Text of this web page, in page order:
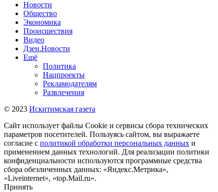
Новости
Общество
Экономика
Происшествия
Видео
Дзен.Новости
Ещё
Политика
Нацпроекты
Рекламодателям
Развлечения
© 2023 Искитимская газета
Сайт использует файлы Cookie и сервисы сбора технических
параметров посетителей. Пользуясь сайтом, вы выражаете
согласие с политикой обработки персональных данных и
применением данных технологий. Для реализации политики
конфиденциальности используются программные средства
сбора обезличенных данных: «Яндекс.Метрика»,
«Liveinternet», «top.Mail.ru».
Принять